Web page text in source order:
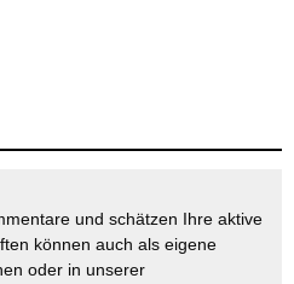
und schätzen Ihre aktive
können auch als eigene
oder in unserer